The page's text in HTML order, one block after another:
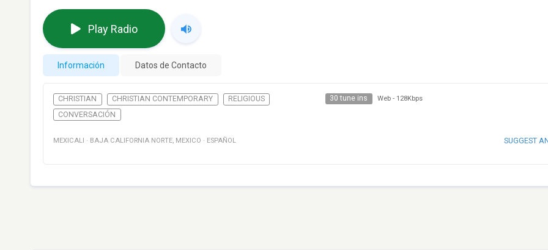
Play Radio
Información Datos de Contacto
CHRISTIAN CHRISTIAN CONTEMPORARY
RELIGIOUS
CONVERSACIÓN
30 tune ins Web - 128Kbps
MEXICALI · BAJA CALIFORNIA NORTE, MEXICO · ESPAÑOL SUGGEST